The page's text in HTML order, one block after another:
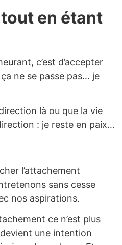
en étant
c’est d’accepter
ne se passe pas… je
là ou que la vie
: je reste en paix…
l’attachement
sans cesse
nos aspirations.
ce n’est plus
une intention